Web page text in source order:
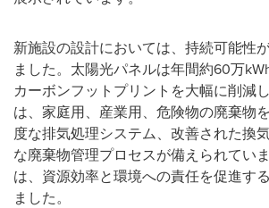
新施設の設計においては、持続可能性
ました。太陽光パネルは年間約60万
カーボンフットプリントを大幅に削減
は、家庭用、産業用、危険物の廃棄物
度な排気処理システム、改善された換
な廃棄物管理プロセスが備えられてい
は、資源効率と環境への責任を促進す
ました。